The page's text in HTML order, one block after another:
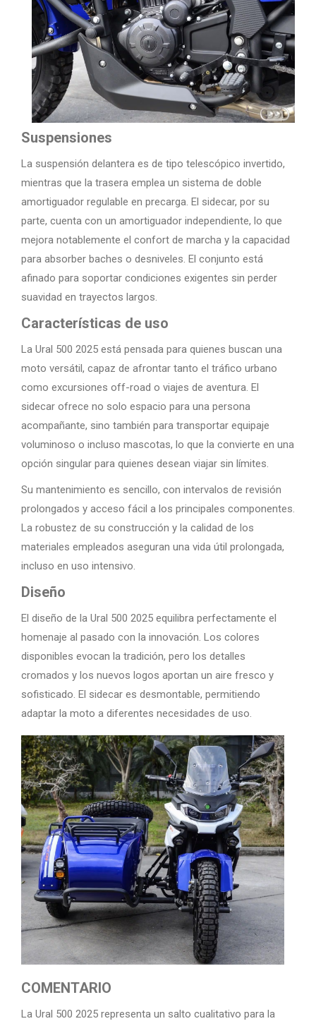
Suspensiones
La suspensión delantera es de tipo telescópico invertido,
mientras que la trasera emplea un sistema de doble
amortiguador regulable en precarga. El sidecar, por su
parte, cuenta con un amortiguador independiente, lo que
mejora notablemente el confort de marcha y la capacidad
para absorber baches o desniveles. El conjunto está
afinado para soportar condiciones exigentes sin perder
suavidad en trayectos largos.
Características de uso
La Ural 500 2025 está pensada para quienes buscan una
moto versátil, capaz de afrontar tanto el tráfico urbano
como excursiones off-road o viajes de aventura. El
sidecar ofrece no solo espacio para una persona
acompañante, sino también para transportar equipaje
voluminoso o incluso mascotas, lo que la convierte en una
opción singular para quienes desean viajar sin límites.
Su mantenimiento es sencillo, con intervalos de revisión
prolongados y acceso fácil a los principales componentes.
La robustez de su construcción y la calidad de los
materiales empleados aseguran una vida útil prolongada,
incluso en uso intensivo.
Diseño
El diseño de la Ural 500 2025 equilibra perfectamente el
homenaje al pasado con la innovación. Los colores
disponibles evocan la tradición, pero los detalles
cromados y los nuevos logos aportan un aire fresco y
sofisticado. El sidecar es desmontable, permitiendo
adaptar la moto a diferentes necesidades de uso.
COMENTARIO
La Ural 500 2025 representa un salto cualitativo para la